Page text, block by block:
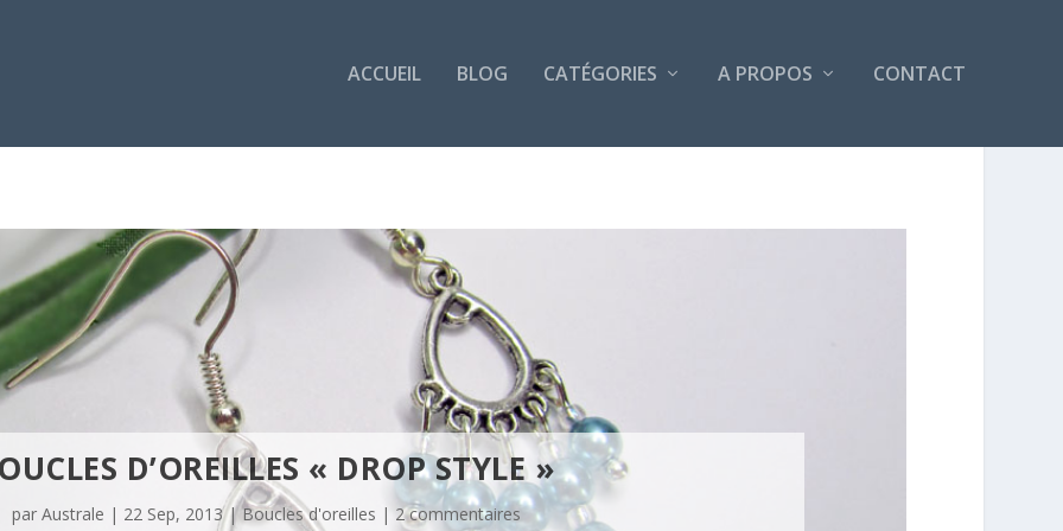
ACCUEIL BLOG CATÉGORIES A PROPOS CONTACT
D’OREILLES « DROP STYLE »
par Australe | 22 Sep, 2013|Boucles d'oreilles | 2 commentaires